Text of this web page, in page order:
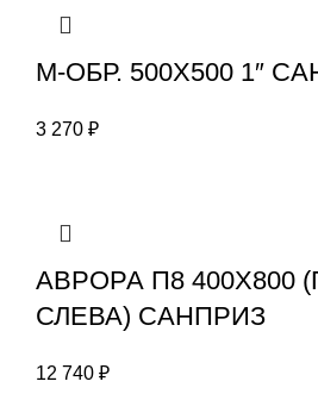
М-ОБР. 500X500 1″
3 270 ₽
АВРОРА П8 400X800
СЛЕВА) САНПРИЗ
12 740 ₽